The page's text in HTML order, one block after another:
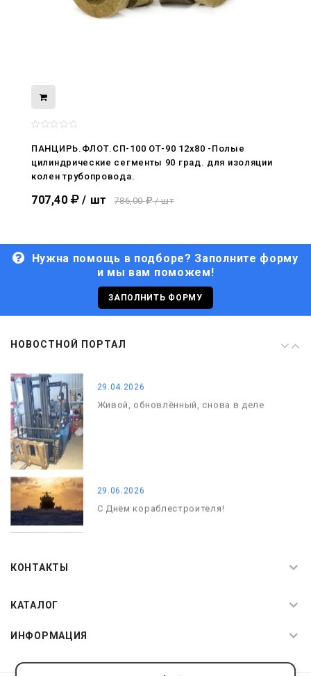
ПАНЦИРЬ.ФЛОТ.СП-100 ОТ-90 12x80 -Полые
цилиндрические сегменты 90 град. для изоляции
колен трубопровода.
707,40 / шт 786,00 / шт
Нужна помощь в подборе? Заполните форму
и мы вам поможем!
ЗАПОЛНИТЬ ФОРМУ
НОВОСТНОЙ ПОРТАЛ
нами
29.06.2026
С Днём кораблестроителя!
С Днём Победы. Память, которая с
29.04.2026
Живой, обновлённый, снова в деле
29.06.2026
С Днём кораблестроителя!
КОНТАКТЫ
КАТАЛОГ
ИНФОРМАЦИЯ